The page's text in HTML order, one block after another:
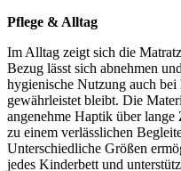
Pflege & Alltag
Im Alltag zeigt sich die
Bezug lässt sich abnehmen
hygienische Nutzung auch
gewährleistet bleibt. Die
angenehme Haptik über
zu einem verlässlichen
Unterschiedliche Größen
jedes Kinderbett und